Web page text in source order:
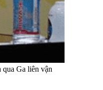
Ga liên vận